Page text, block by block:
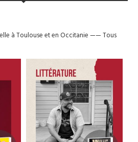
à Toulouse et en Occitanie——Tous